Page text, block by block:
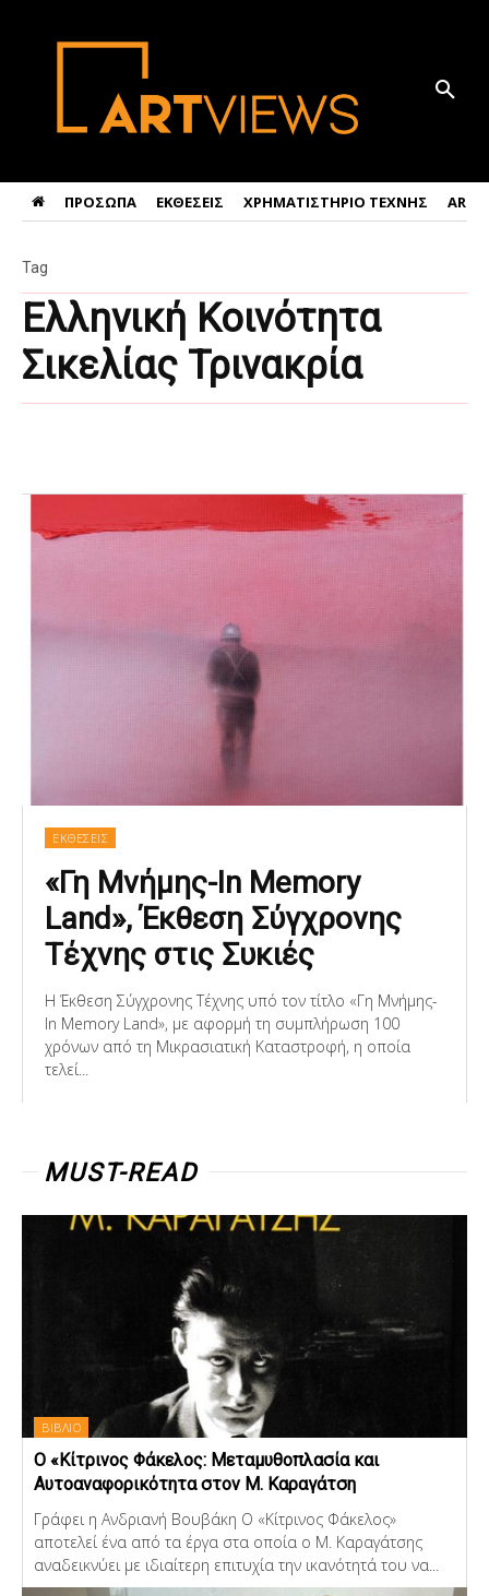
ΠΡΟΣΩΠΑ ΕΚΘΕΣΕΙΣ ΧΡΗΜΑΤΙΣΤΗΡΙΟ ΤΕΧΝΗΣ ART
Ελληνική Κοινότητα
Σικελίας Τρινακρία
Tag
ΕΚΘΕΣΕΙΣ
«Γη Μνήμης-In Memory
Land», Έκθεση Σύγχρονης
Τέχνης στις Συκιές
Η Έκθεση Σύγχρονης Τέχνης υπό τον τίτλο «Γη Μνήμης-
In Memory Land», με αφορμή τη συμπλήρωση 100
χρόνων από τη Μικρασιατική Καταστροφή, η οποία
τελεί...
MUST-READ
ΒΙΒΛΙΟ
Ο «Κίτρινος Φάκελος: Μεταμυθοπλασία και
Αυτοαναφορικότητα στον Μ. Καραγάτση
Γράφει η Ανδριανή Βουβάκη Ο «Κίτρινος Φάκελος»
αποτελεί ένα από τα έργα στα οποία ο Μ. Καραγάτσης
αναδεικνύει με ιδιαίτερη επιτυχία την ικανότητά του να...